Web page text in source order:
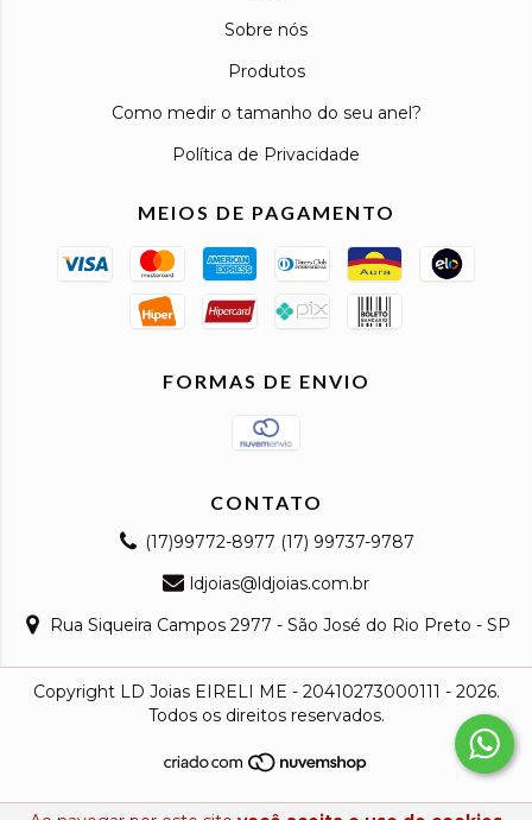
Sobre nós
Produtos
Como medir o tamanho do seu anel?
Política de Privacidade
MEIOS DE PAGAMENTO
FORMAS DE ENVIO
CONTATO
(17)99772-8977 (17) 99737-9787
ldjoias@ldjoias.com.br
Rua Siqueira Campos 2977 - São José do Rio Preto - SP
Copyright LD Joias EIRELI ME - 20410273000111 - 2026.
Todos os direitos reservados.